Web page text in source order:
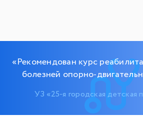
«Рекомендован курс
болезней опорно-
УЗ «25-я городская детская